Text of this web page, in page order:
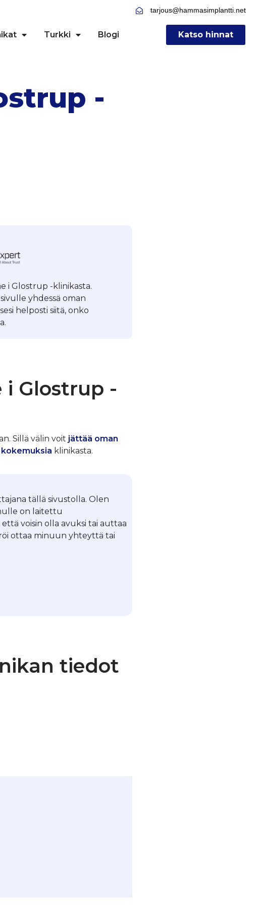
tarjous@hammasimplantti.net
Turkki Blogi Katso hinnat
-
i Glostrup -klinikasta.
yhdessä oman
helposti siitä, onko
Glostrup -
Sillä välin voit jättää oman
klinikasta.
tällä sivustolla. Olen
on laitettu
voisin olla avuksi tai auttaa
ottaa minuun yhteyttä tai
tiedot